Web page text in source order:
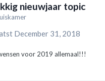
nieuwjaar topic
December 31, 2018
voor 2019 allemaal!!!